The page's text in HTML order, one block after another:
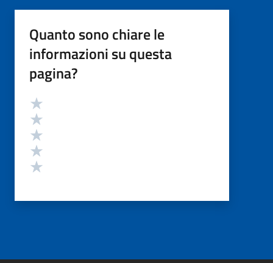
Quanto sono chiare le
informazioni su questa
pagina?
Valutazione